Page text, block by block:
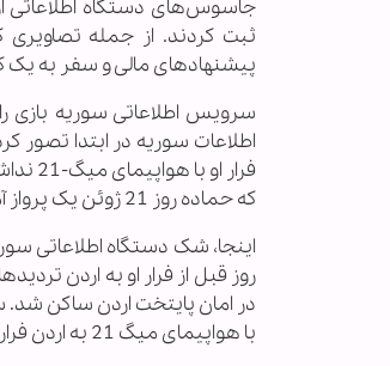
جاسوس‌های دستگاه اطلاعاتی
ثبت کردند. از جمله
پیشنهادهای مالی و سفر به یک
سرویس اطلاعاتی سوریه بازی
اطلاعات سوریه در ابتدا تصور
که حماده روز 21 ژوئن یک پرواز آمورشی دارد.
در امان پایتخت اردن ساکن شد.
با هواپیمای میگ 21 به اردن فرار کند، اما چرا او بازداشت نشد؟